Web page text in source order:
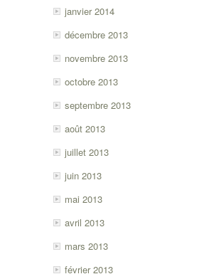
janvier 2014
décembre 2013
novembre 2013
octobre 2013
septembre 2013
août 2013
juillet 2013
juin 2013
mai 2013
avril 2013
mars 2013
février 2013